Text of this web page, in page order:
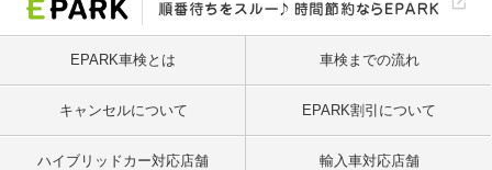
EPARK車検とは 車検までの流れ
キャンセルについて EPARK割引について
ハイブリッドカー対応店舗 輸入車対応店舗